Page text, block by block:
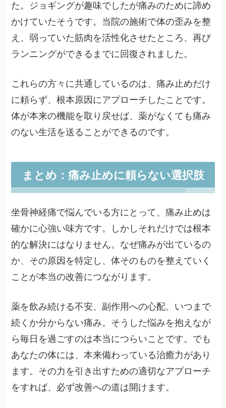
た。ジョギングが趣味でしたが痛みのために諦め
かけていたそうです。当院の施術で体の歪みを整
え、弱っていた筋肉を活性化させたところ、再び
ランニングができるまでに回復されました。
これらの方々に共通しているのは、痛み止めだけ
に頼らず、根本原因にアプローチしたことです。
体が本来の機能を取り戻せば、薬がなくても痛み
のない生活を送ることができるのです。
まとめ：痛み止めに頼らない選択肢
坐骨神経痛で悩んでいる方にとって、痛み止めは
確かに心強い味方です。しかしそれだけでは根本
的な解決にはなりません。なぜ痛みが出ているの
か、その原因を特定し、体そのものを整えていく
ことが本当の改善につながります。
薬を飲み続ける不安、副作用への心配、いつまで
続くか分からない痛み。そうした悩みを抱えなが
ら毎日を過ごすのは本当につらいことです。でも
あなたの体には、本来備わっている治癒力があり
ます。その力を引き出すための適切なアプローチ
をすれば、必ず改善への道は開けます。